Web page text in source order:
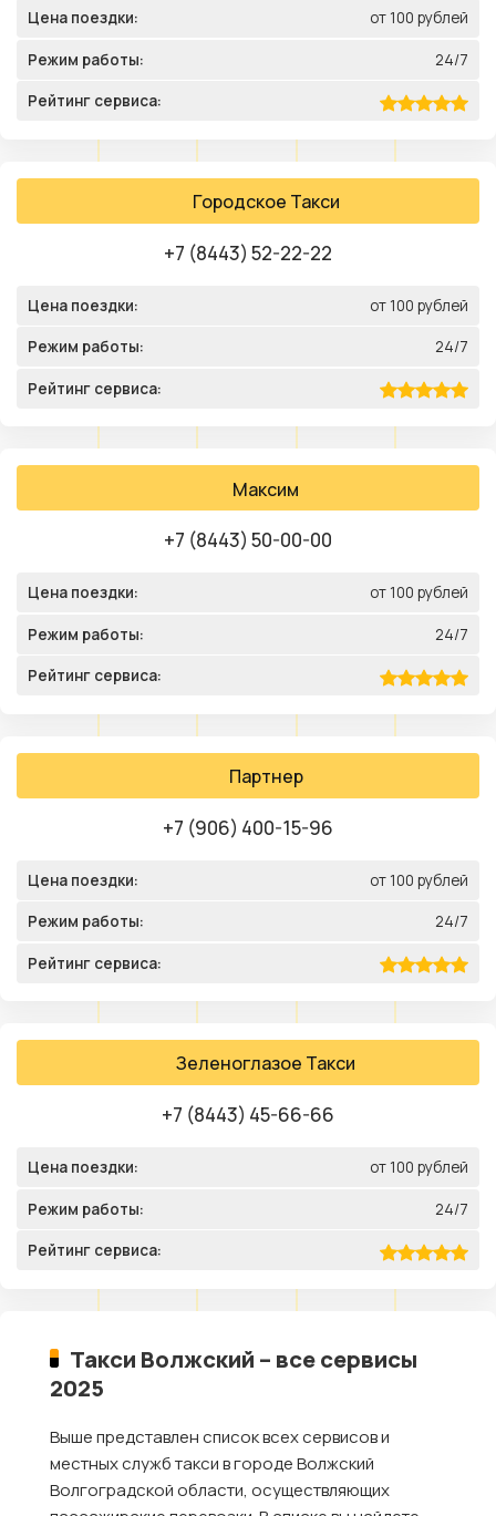
Цена поездки: от 100 рублей
Режим работы: 24/7
Рейтинг сервиса:
Городское Такси
+7 (8443) 52-22-22
Цена поездки: от 100 рублей
Режим работы: 24/7
Рейтинг сервиса:
Максим
+7 (8443) 50-00-00
Цена поездки: от 100 рублей
Режим работы: 24/7
Рейтинг сервиса:
Партнер
+7 (906) 400-15-96
Цена поездки: от 100 рублей
Режим работы: 24/7
Рейтинг сервиса:
Зеленоглазое Такси
+7 (8443) 45-66-66
Цена поездки: от 100 рублей
Режим работы: 24/7
Рейтинг сервиса:
Такси Волжский – все сервисы
2025
Выше представлен список всех сервисов и
местных служб такси в городе Волжский
Волгоградской области, осуществляющих